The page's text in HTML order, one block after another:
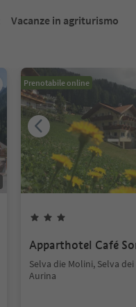
Vacanze in agriturismo
Prenotabile online
Apparthotel Café
Selva die Molini, Selva
Aurina